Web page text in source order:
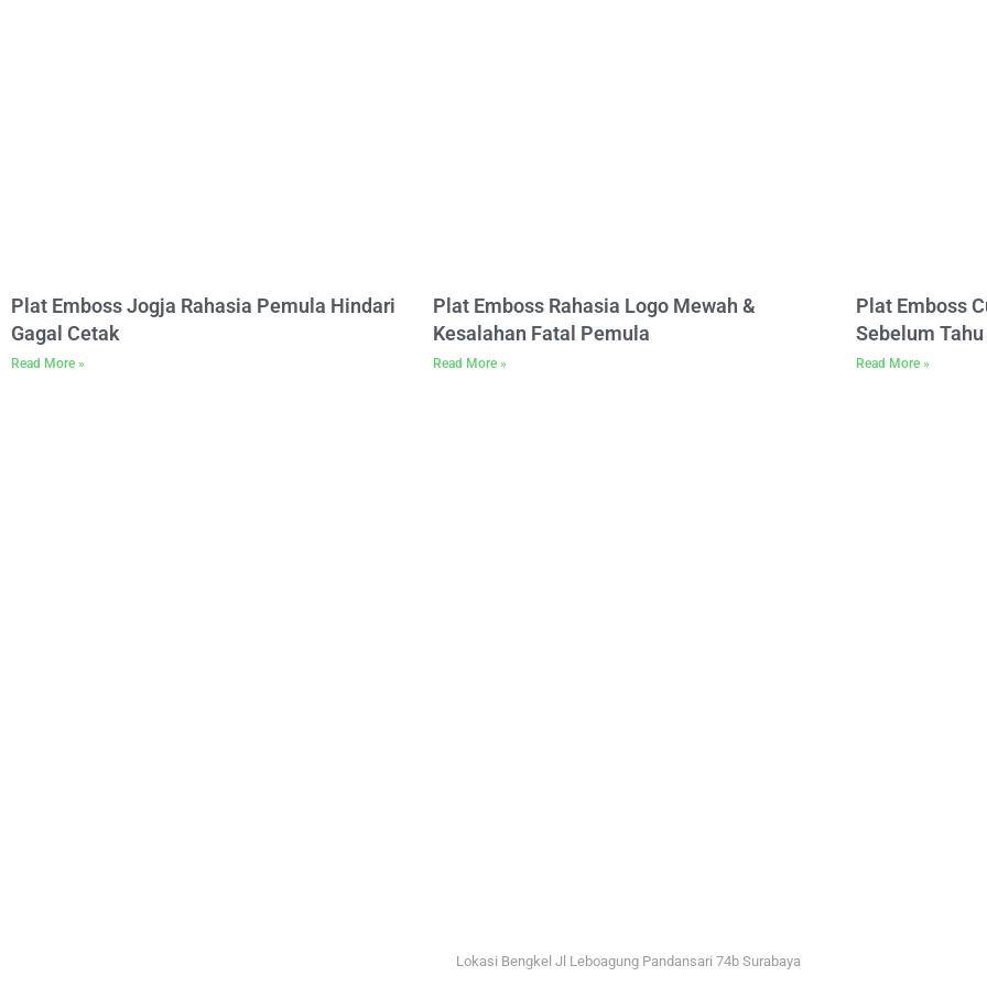
Plat Emboss Jogja Rahasia Pemula Hindari
Gagal Cetak
Read More »
Plat Emboss Rahasia Logo Mewah &
Kesalahan Fatal Pemula
Read More »
Plat Emboss
Sebelum
Read More »
Lokasi Bengkel Jl Leboagung Pandansari 74b Surabaya